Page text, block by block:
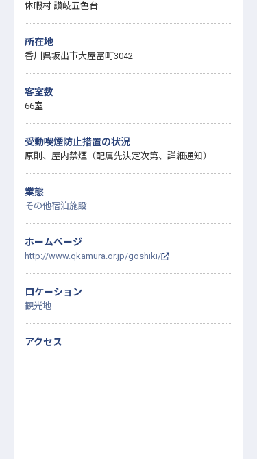
休暇村 讃岐五色台
所在地
香川県坂出市大屋冨町3042
客室数
66室
受動喫煙防止措置の状況
原則、屋内禁煙（配属先決定次第、詳細通知）
業態
その他宿泊施設
ホームページ
http://www.qkamura.or.jp/goshiki/
ロケーション
観光地
アクセス